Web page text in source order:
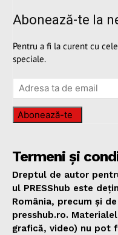
Abonează-te la
Pentru a fi la curent cu
speciale.
Abonează-te
Termeni și
Dreptul de autor
ul PRESShub este
România, precum și
presshub.ro.
grafică, video) nu pot